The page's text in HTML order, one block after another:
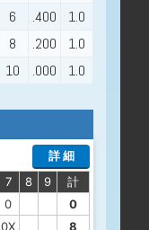
6 .400
1.0
8 .200
1.0
10 .000 1.0
詳 細
7 8 9
計
0
0
0X
8